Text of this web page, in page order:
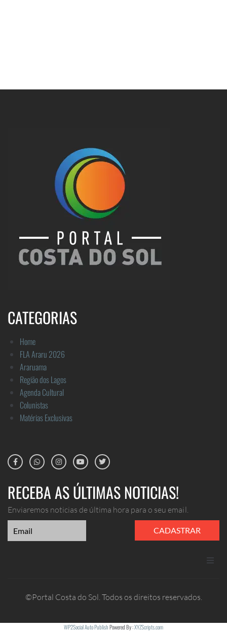
CATEGORIAS
Home
FLA Araru 2026
Araruama
Região dos Lagos
Agenda Cultural
Colunistas
Matérias Exclusivas
RECEBA AS ÚLTIMAS NOTICIAS!
Enviaremos noticias de última hora para o seu email.
CADASTRAR
©Portal Costa do Sol. Todos os direitos reservados.
WP2Social Auto PublishPowered By :XYZScripts.com